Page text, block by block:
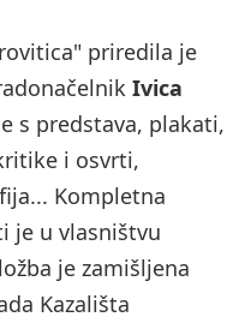
priredila je
Ivica
s predstava, plakati,
i osvrti,
Kompletna
je u vlasništvu
je zamišljena
Kazališta